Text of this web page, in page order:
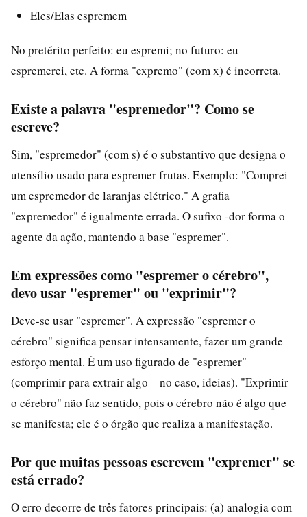
Eles/Elas espremem
No pretérito perfeito: eu espremi; no futuro: eu
espremerei, etc. A forma "expremo" (com x) é incorreta.
Existe a palavra "espremedor"? Como se
escreve?
Sim, "espremedor" (com s) é o substantivo que designa o
utensílio usado para espremer frutas. Exemplo: "Comprei
um espremedor de laranjas elétrico." A grafia
"expremedor" é igualmente errada. O sufixo -dor forma o
agente da ação, mantendo a base "espremer".
Em expressões como "espremer o cérebro",
devo usar "espremer" ou "exprimir"?
Deve-se usar "espremer". A expressão "espremer o
cérebro" significa pensar intensamente, fazer um grande
esforço mental. É um uso figurado de "espremer"
(comprimir para extrair algo – no caso, ideias). "Exprimir
o cérebro" não faz sentido, pois o cérebro não é algo que
se manifesta; ele é o órgão que realiza a manifestação.
Por que muitas pessoas escrevem "expremer" se
está errado?
O erro decorre de três fatores principais: (a) analogia com